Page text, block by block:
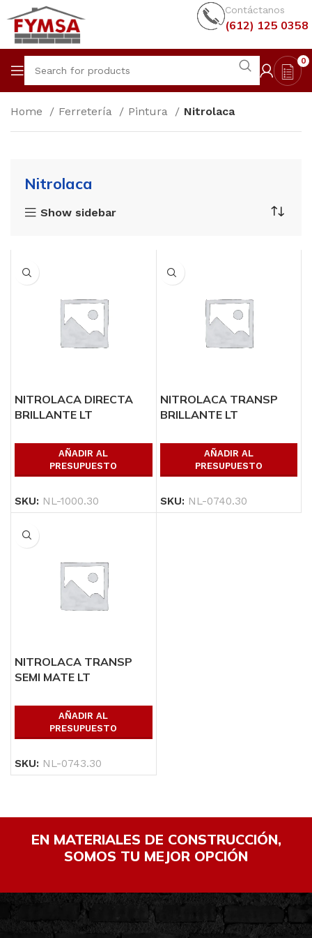
Contáctanos
(612) 125 0358
0
Home Ferretería Pintura Nitrolaca
Nitrolaca
Show sidebar
NITROLACA DIRECTA
BRILLANTE LT
AÑADIR AL
PRESUPUESTO
SKU: NL-1000.30
NITROLACA TRANSP
BRILLANTE LT
AÑADIR AL
PRESUPUESTO
SKU: NL-0740.30
NITROLACA TRANSP
SEMI MATE LT
AÑADIR AL
PRESUPUESTO
SKU: NL-0743.30
EN MATERIALES DE CONSTRUCCIÓN,
SOMOS TU MEJOR OPCIÓN